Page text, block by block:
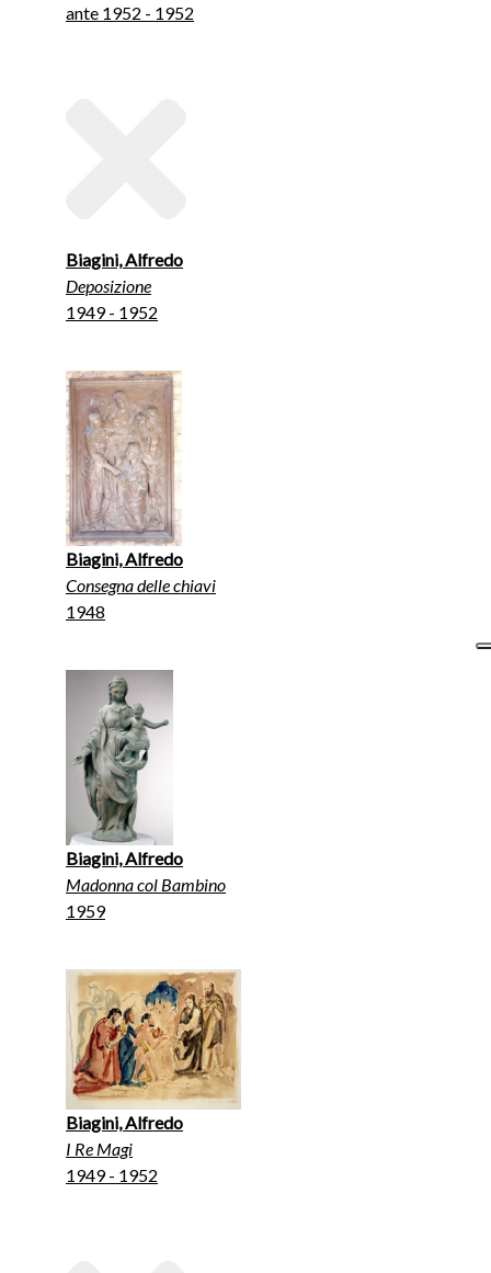
ante 1952 - 1952
Biagini, Alfredo
Deposizione
1949 - 1952
Biagini, Alfredo
Consegna delle chiavi
1948
Biagini, Alfredo
Madonna col Bambino
1959
Biagini, Alfredo
I Re Magi
1949 - 1952